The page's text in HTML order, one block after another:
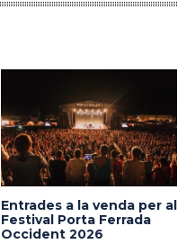
Entrades a la venda per al
Festival Porta Ferrada
Occident 2026